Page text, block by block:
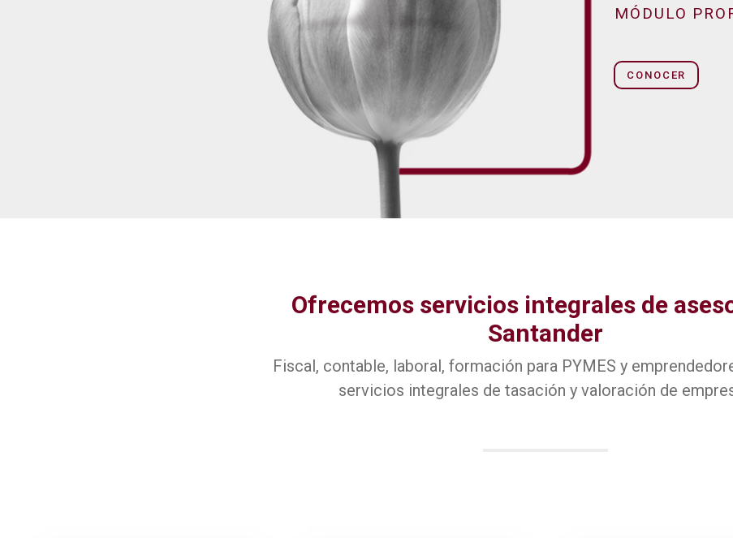
MÓDULO
CONOCER
Ofrecemos servicios integrales de
Santander
Fiscal, contable, laboral, formación para PYMES y
servicios integrales de tasación y valoración de